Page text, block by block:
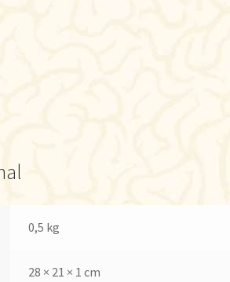
0,5 kg
28 × 21 × 1 cm